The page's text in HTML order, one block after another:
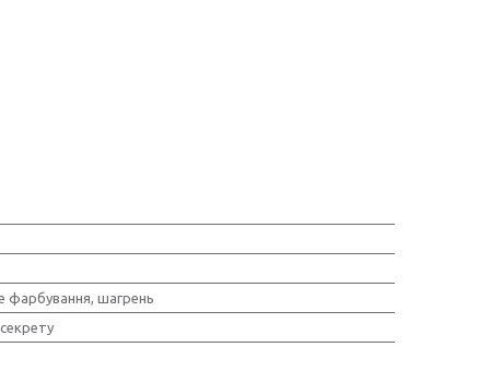
фарбування, шагрень